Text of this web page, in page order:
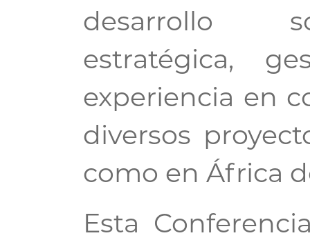
desarrollo
estratégica,
experiencia en
diversos
como en África
Esta